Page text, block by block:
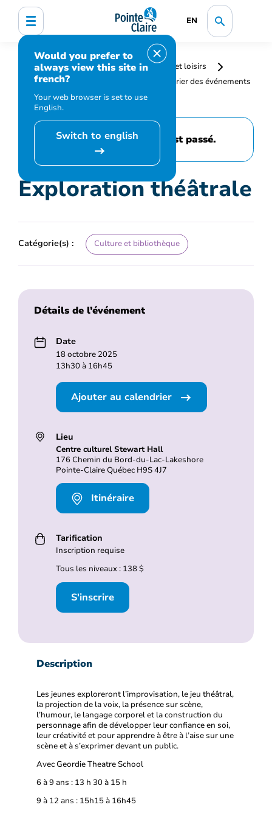
EN
Would you prefer to
always view this site in
french?
Your web browser is set to use
English.
Switch to english
Accueil
Bibliothèque, culture, sports et loisirs
Programmation et inscription
Calendrier des événements
et activités
Exploration théâtrale
Cet événement est passé.
Exploration théâtrale
Catégorie(s) : Culture et bibliothèque
Détails de l’événement
Date
18 octobre 2025
13h30 à 16h45
Ajouter au calendrier
Lieu
Centre culturel Stewart Hall
176 Chemin du Bord-du-Lac-Lakeshore
Pointe-Claire Québec H9S 4J7
Itinéraire
Tarification
Inscription requise
Tous les niveaux : 138 $
S'inscrire
Description
Les jeunes exploreront l’improvisation, le jeu théâtral,
la projection de la voix, la présence sur scène,
l’humour, le langage corporel et la construction du
personnage afin de développer leur confiance en soi,
leur créativité et pour apprendre à être à l’aise sur une
scène et à s’exprimer devant un public.
Avec Geordie Theatre School
6 à 9 ans : 13 h 30 à 15 h
9 à 12 ans : 15h15 à 16h45